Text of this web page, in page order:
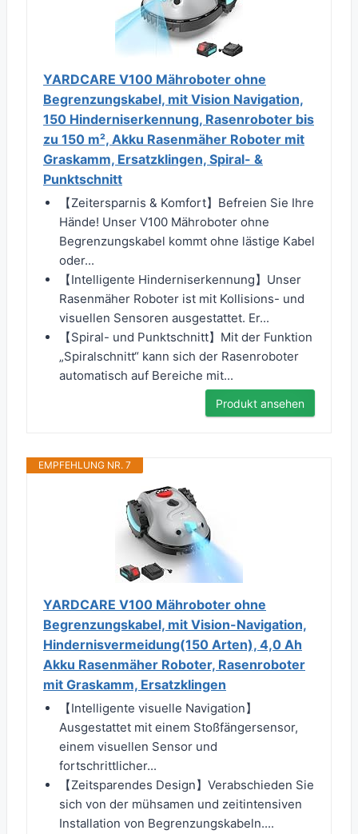
YARDCARE V100 Mähroboter ohne
Begrenzungskabel, mit Vision Navigation,
150 Hinderniserkennung, Rasenroboter bis
zu 150 m², Akku Rasenmäher Roboter mit
Graskamm, Ersatzklingen, Spiral- &
Punktschnitt
【Zeitersparnis & Komfort】Befreien Sie Ihre
Hände! Unser V100 Mähroboter ohne
Begrenzungskabel kommt ohne lästige Kabel
oder...
【Intelligente Hinderniserkennung】Unser
Rasenmäher Roboter ist mit Kollisions- und
visuellen Sensoren ausgestattet. Er...
【Spiral- und Punktschnitt】Mit der Funktion
„Spiralschnitt“ kann sich der Rasenroboter
automatisch auf Bereiche mit...
Produkt ansehen
EMPFEHLUNG NR. 7
YARDCARE V100 Mähroboter ohne
Begrenzungskabel, mit Vision-Navigation,
Hindernisvermeidung(150 Arten), 4,0 Ah
Akku Rasenmäher Roboter, Rasenroboter
mit Graskamm, Ersatzklingen
【Intelligente visuelle Navigation】
Ausgestattet mit einem Stoßfängersensor,
einem visuellen Sensor und
fortschrittlicher...
【Zeitsparendes Design】Verabschieden Sie
sich von der mühsamen und zeitintensiven
Installation von Begrenzungskabeln....